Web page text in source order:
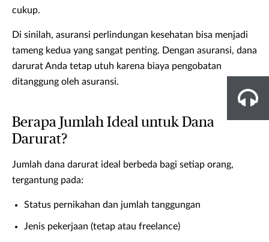
cukup.
Di sinilah, asuransi perlindungan kesehatan bisa menjadi
tameng kedua yang sangat penting. Dengan asuransi, dana
darurat Anda tetap utuh karena biaya pengobatan
ditanggung oleh asuransi.
Berapa Jumlah Ideal untuk Dana
Darurat?
Jumlah dana darurat ideal berbeda bagi setiap orang,
tergantung pada:
Status pernikahan dan jumlah tanggungan
Jenis pekerjaan (tetap atau freelance)